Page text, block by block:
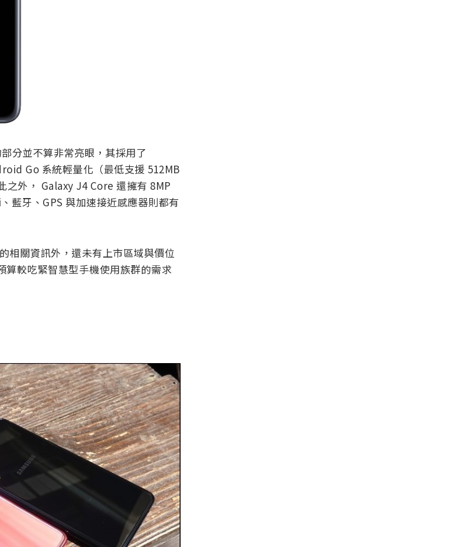
分並不算非常亮眼，其採用了
Go 系統輕量化（最低支援 512MB
之外， Galaxy J4 Core 還擁有 8MP
藍牙、GPS 與加速接近感應器則都有
相關資訊外，還未有上市區域與價位
較吃緊智慧型手機使用族群的需求